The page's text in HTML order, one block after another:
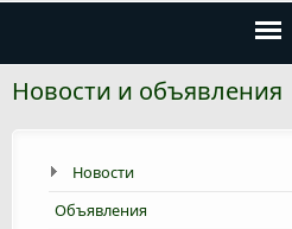
Новости и объявления
Новости
Объявления